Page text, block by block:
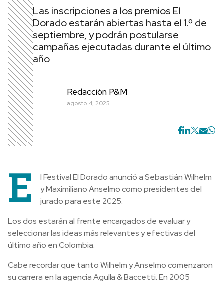
Las inscripciones a los premios El
Dorado estarán abiertas hasta el 1.º de
septiembre, y podrán postularse
campañas ejecutadas durante el último
año
Redacción P&M
agosto 4, 2025
E
l Festival El Dorado anunció a Sebastián Wilhelm
y Maximiliano Anselmo como presidentes del
jurado para este 2025.
Los dos estarán al frente encargados de evaluar y
seleccionar las ideas más relevantes y efectivas del
último año en Colombia.
Cabe recordar que tanto Wilhelm y Anselmo comenzaron
su carrera en la agencia Agulla & Baccetti. En 2005